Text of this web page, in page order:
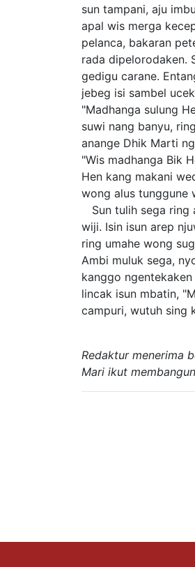
sun tampani, aju
apal wis merga
pelanca, bakaran
rada dipelorodaken.
gedigu carane.
jebeg isi sambel
"Madhanga sulung
suwi nang banyu,
anange Dhik Marti
"Wis madhanga Bik
Hen kang makani
wong alus tunggune
Sun tulih sega ring
wiji. Isin isun arep
ring umahe wong
Ambi muluk sega,
kanggo
lincak isun mbatin,
campuri, wutuh sing
Redaktur menerima
Mari ikut